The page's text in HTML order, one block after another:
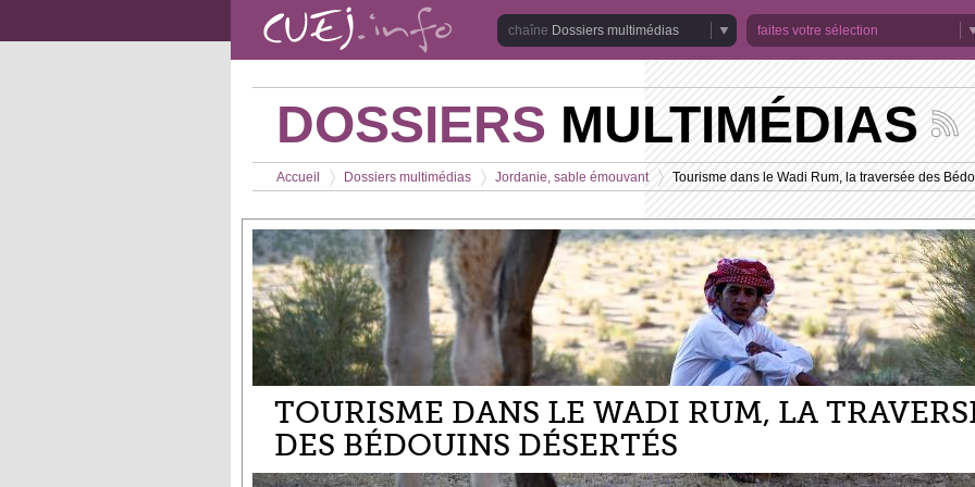
Dossiers multimédias
faites votre sélection
DOSSIERS MULTIMÉDIAS
les
de
chaîne
Vous êtes ici
Accueil
>
Dossiers multimédias
>
Jordanie, sable émouvant
>
Tourisme dans le Wadi Rum, la traversée des
TOURISME DANS LE WADI RUM, LA
DES BÉDOUINS DÉSERTÉS